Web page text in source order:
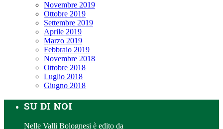
Novembre 2019
Ottobre 2019
Settembre 2019
Aprile 2019
Marzo 2019
Febbraio 2019
Novembre 2018
Ottobre 2018
Luglio 2018
Giugno 2018
SU DI NOI
Nelle Valli Bolognesi è edito da